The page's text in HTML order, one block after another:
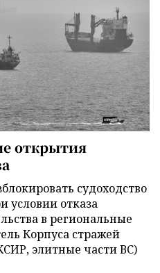
открытия
судоходство
условии отказа
в региональные
Корпуса стражей
элитные части ВС)